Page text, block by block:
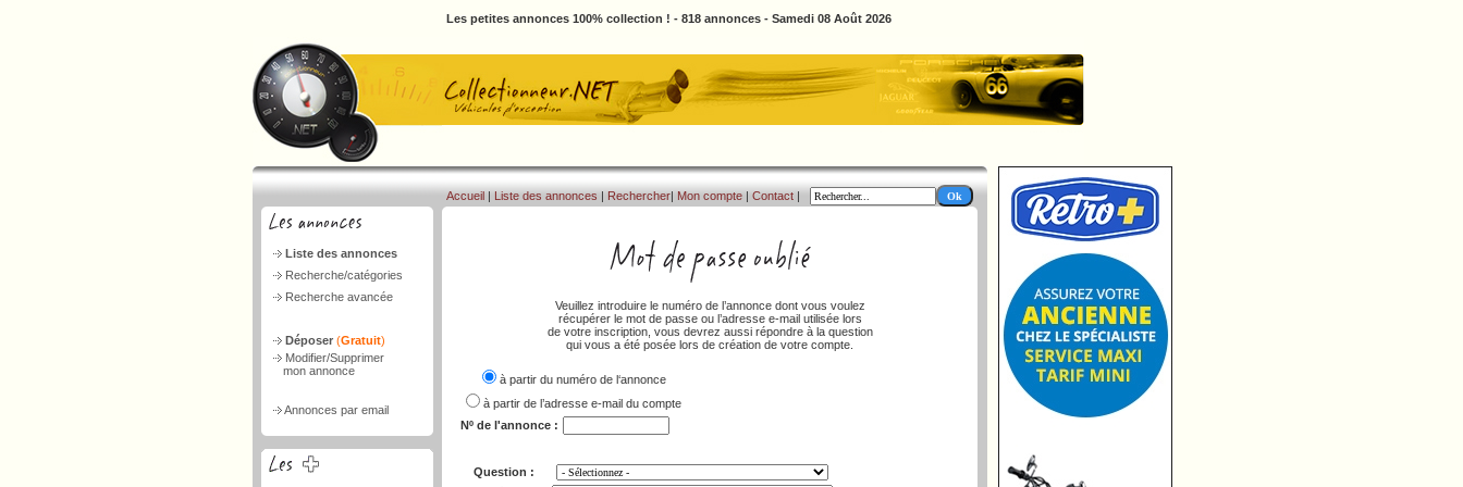
Les petites annonces 100% collection ! - 818 annonces - Samedi 08 Août 2026
Liste des annonces
Recherche/catégories
Recherche avancée
Déposer (Gratuit)
Modifier/Supprimer
mon annonce
Annonces par email
Accueil | Liste des annonces | Rechercher| Mon compte | Contact |
Veuillez introduire le numéro de l’annonce dont vous voulez
récupérer le mot de passe ou l’adresse e-mail utilisée lors
de votre inscription, vous devrez aussi répondre à la question
qui vous a été posée lors de création de votre compte.
à partir du numéro de l‘annonce
à partir de l’adresse e-mail du compte
Nº de l'annonce :
Question :